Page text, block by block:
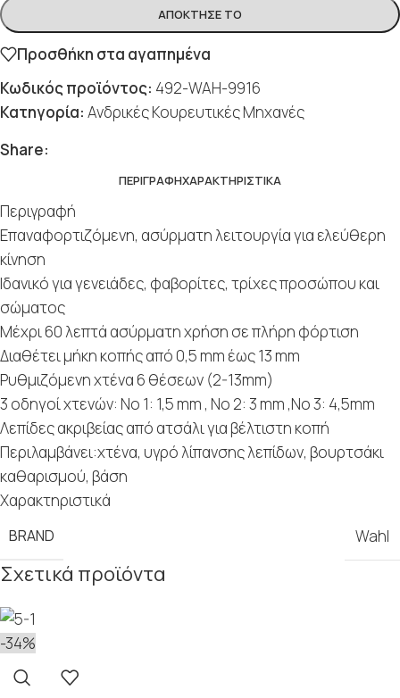
ΑΠΌΚΤΗΣΈ ΤΟ
Προσθήκη στα αγαπημένα
Κωδικός προϊόντος: 492-WAH-9916
Κατηγορία: Ανδρικές Κουρευτικές Μηχανές
Share:
ΠΕΡΙΓΡΑΦΉΧΑΡΑΚΤΗΡΙΣΤΙΚΆ
Περιγραφή
Επαναφορτιζόμενη, ασύρματη λειτουργία για ελεύθερη
κίνηση
Ιδανικό για γενειάδες, φαβορίτες, τρίχες προσώπου και
σώματος
Μέχρι 60 λεπτά ασύρματη χρήση σε πλήρη φόρτιση
Διαθέτει μήκη κοπής από 0,5 mm έως 13 mm
Ρυθμιζόμενη χτένα 6 θέσεων (2-13mm)
3 οδηγοί χτενών: Νο 1: 1,5 mm , Νο 2: 3 mm ,Νο 3: 4,5mm
Λεπίδες ακριβείας από ατσάλι για βέλτιστη κοπή
Περιλαμβάνει:χτένα, υγρό λίπανσης λεπίδων, βουρτσάκι
καθαρισμού, βάση
Χαρακτηριστικά
BRAND Wahl
Σχετικά προϊόντα
-34%